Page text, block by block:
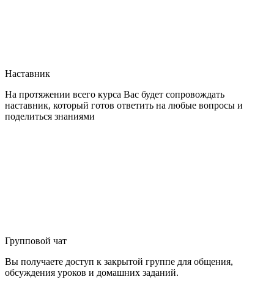
Наставник
На протяжении всего курса Вас будет сопровождать
наставник, который готов ответить на любые вопросы и
поделиться знаниями
Групповой чат
Вы получаете доступ к закрытой группе для общения,
обсуждения уроков и домашних заданий.